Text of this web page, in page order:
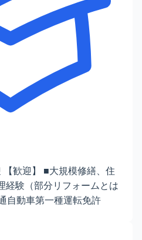
歓迎】 ■大規模修繕、住
経験（部分リフォームとは
自動車第一種運転免許